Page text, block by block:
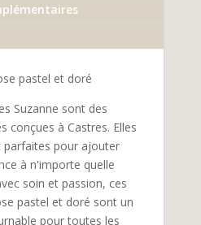
pastel et doré
Suzanne sont des
conçues à Castres. Elles
parfaites pour ajouter
à n'importe quelle
soin et passion, ces
pastel et doré sont un
pour toutes les